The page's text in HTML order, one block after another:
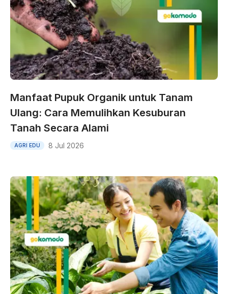
Manfaat Pupuk Organik untuk Tanam
Ulang: Cara Memulihkan Kesuburan
Tanah Secara Alami
AGRI EDU 8 Jul 2026